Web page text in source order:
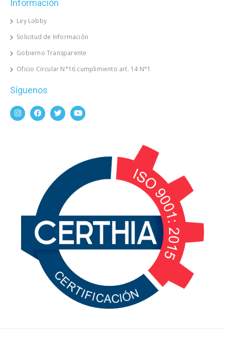
Información
Ley Lobby
Solicitud de Información
Gobierno Transparente
Oficio Circular N°16 cumplimiento art. 14 N°1
Síguenos